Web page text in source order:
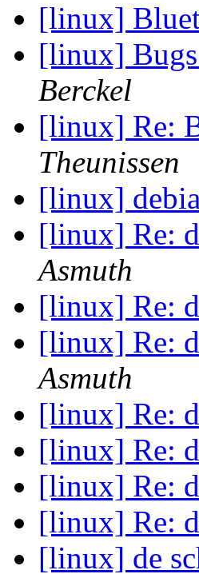
[linux]
[linux]
Berckel
[linux] Re:
Theunissen
[linux]
[linux] Re:
Asmuth
[linux] Re:
[linux] Re:
Asmuth
[linux] Re:
[linux] Re:
[linux] Re:
[linux] Re:
[linux] de